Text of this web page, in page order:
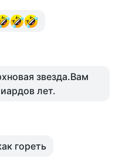
звезда.Вам
лет.
гореть